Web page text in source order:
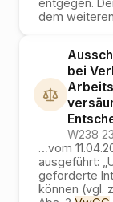
entgegen.
dem weiteren
bei
W238
…vom
ausgeführt:
geforderte
können (vgl.